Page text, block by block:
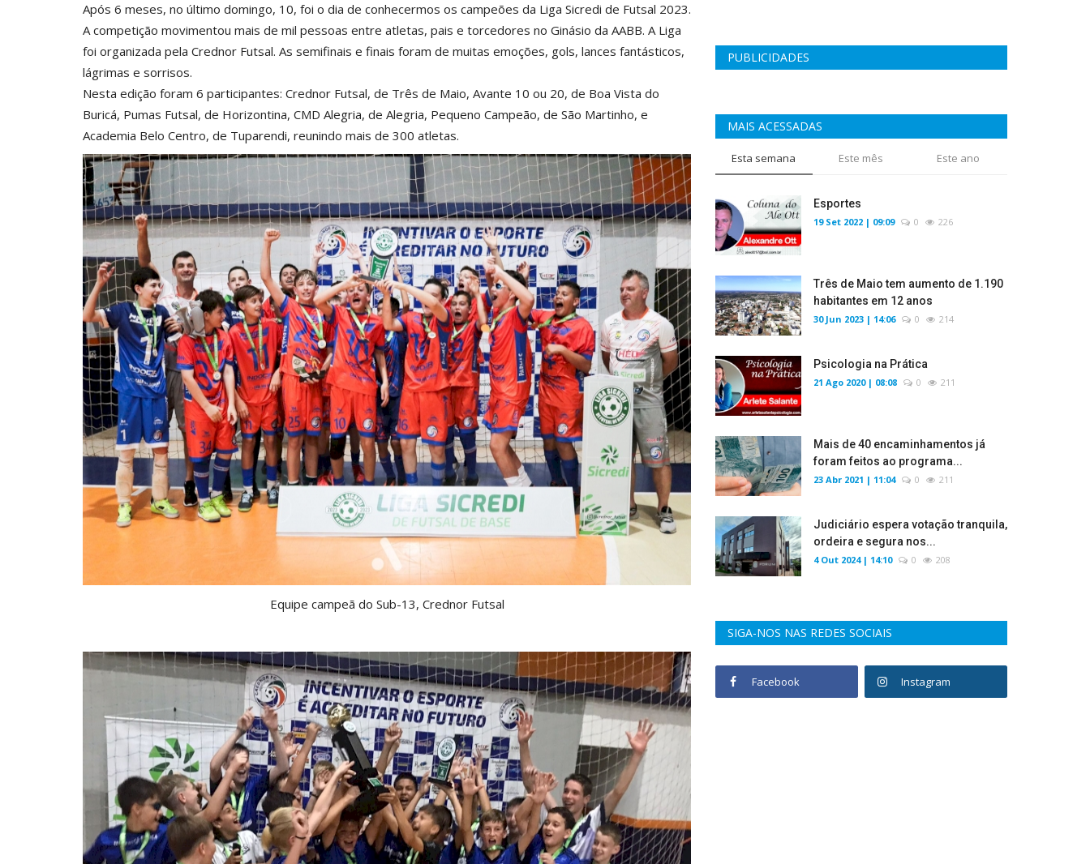
Após 6 meses, no último domingo, 10, foi o dia de conhecermos os campeões da Liga Sicredi de Futsal 2023.
A competição movimentou mais de mil pessoas entre atletas, pais e torcedores no Ginásio da AABB. A Liga
foi organizada pela Crednor Futsal. As semifinais e finais foram de muitas emoções, gols, lances fantásticos,
lágrimas e sorrisos.
Nesta edição foram 6 participantes: Crednor Futsal, de Três de Maio, Avante 10 ou 20, de Boa Vista do
Buricá, Pumas Futsal, de Horizontina, CMD Alegria, de Alegria, Pequeno Campeão, de São Martinho, e
Academia Belo Centro, de Tuparendi, reunindo mais de 300 atletas.
Equipe campeã do Sub-13, Crednor Futsal
PUBLICIDADES
MAIS ACESSADAS
Esta semana Este mês Este ano
Esportes
19 Set 2022 | 09:09 0 226
Três de Maio tem aumento de 1.190
habitantes em 12 anos
30 Jun 2023 | 14:06 0 214
Psicologia na Prática
21 Ago 2020 | 08:08 0 211
Mais de 40 encaminhamentos já
foram feitos ao programa...
23 Abr 2021 | 11:04 0 211
Judiciário espera votação tranquila,
ordeira e segura nos...
4 Out 2024 | 14:10 0 208
SIGA-NOS NAS REDES SOCIAIS
Facebook Instagram